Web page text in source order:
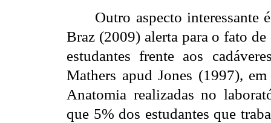
Outro aspecto interessante
Braz (2009) alerta para o fato
estudantes frente aos
Mathers apud Jones (1997),
Anatomia realizadas no
que 5% dos estudantes que